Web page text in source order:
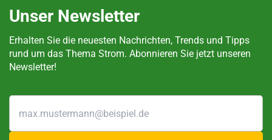
Unser Newsletter
Erhalten Sie die neuesten Nachrichten, Trends und Tipps
rund um das Thema Strom. Abonnieren Sie jetzt unseren
Newsletter!